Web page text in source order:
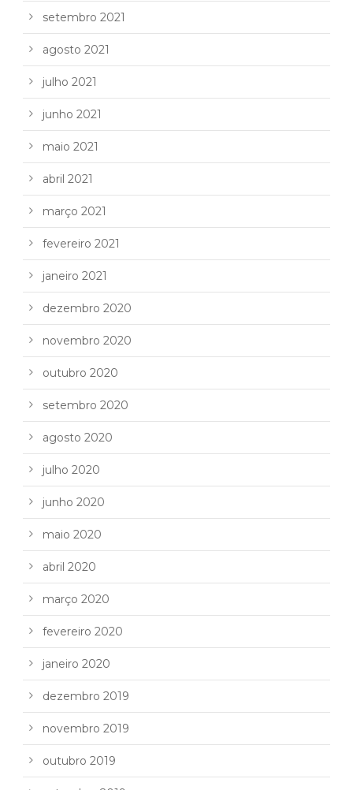
setembro 2021
agosto 2021
julho 2021
junho 2021
maio 2021
abril 2021
março 2021
fevereiro 2021
janeiro 2021
dezembro 2020
novembro 2020
outubro 2020
setembro 2020
agosto 2020
julho 2020
junho 2020
maio 2020
abril 2020
março 2020
fevereiro 2020
janeiro 2020
dezembro 2019
novembro 2019
outubro 2019